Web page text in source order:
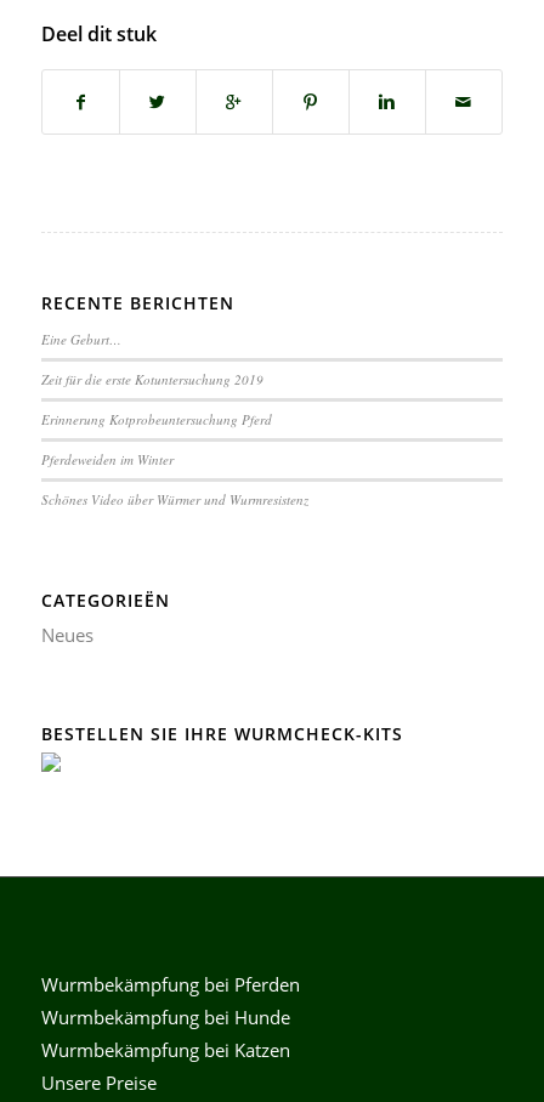
Deel dit stuk
RECENTE BERICHTEN
Eine Geburt…
Zeit für die erste Kotuntersuchung 2019
Erinnerung Kotprobeuntersuchung Pferd
Pferdeweiden im Winter
Schönes Video über Würmer und Wurmresistenz
CATEGORIEËN
Neues
BESTELLEN SIE IHRE WURMCHECK-KITS
Wurmbekämpfung bei Pferden
Wurmbekämpfung bei Hunde
Wurmbekämpfung bei Katzen
Unsere Preise